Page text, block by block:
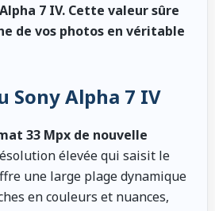
7 IV. Cette valeur sûre
de vos photos en véritable
Sony Alpha 7 IV
33 Mpx de nouvelle
élevée qui saisit le
une large plage dynamique
en couleurs et nuances,